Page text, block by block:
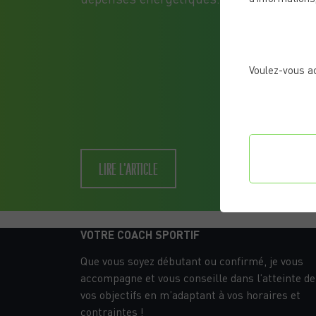
LIRE L'ARTICLE
VOTRE COACH SPORTIF
Que vous soyez débutant ou confirmé, je vous
accompagne et vous conseille dans l’atteinte de
vos objectifs en m’adaptant à vos horaires et
contraintes !
Voulez-vous